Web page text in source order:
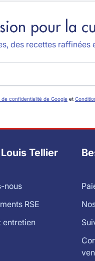
pour la
des recettes raffinées
de confidentialité de Google et
Tellier
nous
RSE
entretien